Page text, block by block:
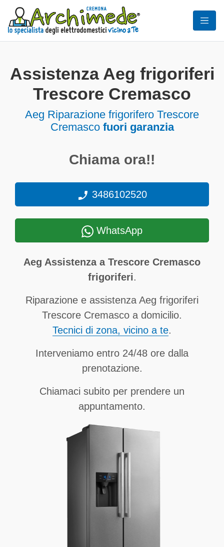
Assistenza Aeg frigoriferi
Trescore Cremasco
Aeg Riparazione frigorifero Trescore
Cremasco fuori garanzia
Chiama ora!!
3486102520
WhatsApp
Aeg Assistenza a Trescore Cremasco
frigoriferi.
Riparazione e assistenza Aeg frigoriferi
Trescore Cremasco a domicilio.
Tecnici di zona, vicino a te.
Interveniamo entro 24/48 ore dalla
prenotazione.
Chiamaci subito per prendere un
appuntamento.